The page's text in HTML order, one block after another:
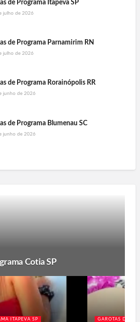
de Programa Itapeva SP
julho de 2026
de Programa Parnamirim RN
julho de 2026
de Programa Rorainópolis RR
junho de 2026
de Programa Blumenau SC
junho de 2026
Cotia SP
ITAPEVA SP GAROTAS DE